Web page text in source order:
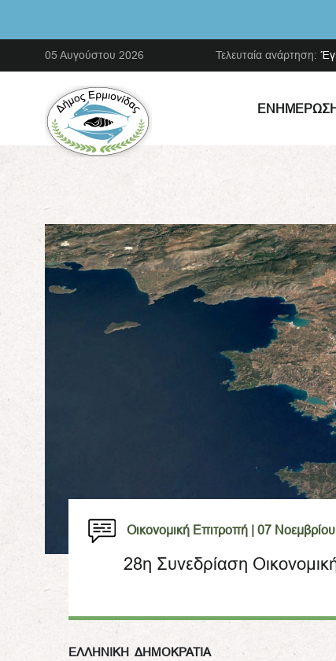
05 Αυγούστου 2026 Τελευταία ανάρτηση:
Οικονομική Επιτροπή | 07
28η Συνεδρίαση
ΕΛΛΗΝΙΚΗ